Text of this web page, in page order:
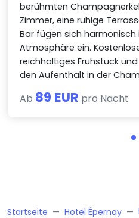
berühmten
Zimmer, eine ruhige
Bar fügen sich harmonisch
Atmosphäre ein.
reichhaltiges Frühstück
den Aufenthalt in der
Ab 89 EUR pro Nacht
Startseite Hotel Épernay